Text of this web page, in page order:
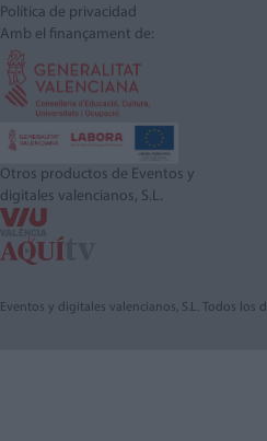
Política de privacidad
Amb el finançament de:
Otros productos de Eventos y
digitales valencianos, S.L.
Eventos y digitales valencianos, S.L. Todos los